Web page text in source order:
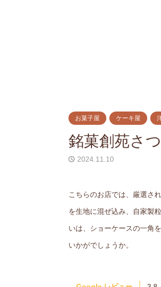
お菓子屋 ケーキ屋
銘菓創苑さ
2024.11.10
こちらのお店では、厳選さ
を生地に混ぜ込み、自家製
いは、ショーケースの一角
いかがでしょうか。